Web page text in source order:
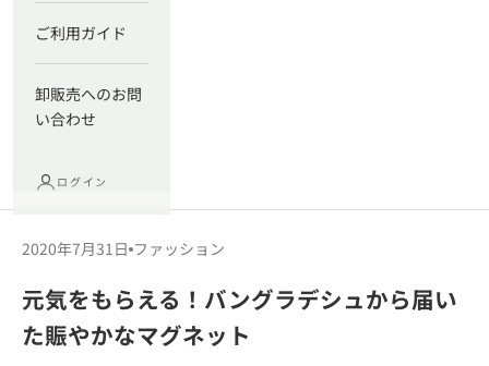
ご利用ガイド
卸販売へのお問
い合わせ
ログイン
2020年7月31日 ファッション
元気をもらえる！バングラデシュから届い
た賑やかなマグネット